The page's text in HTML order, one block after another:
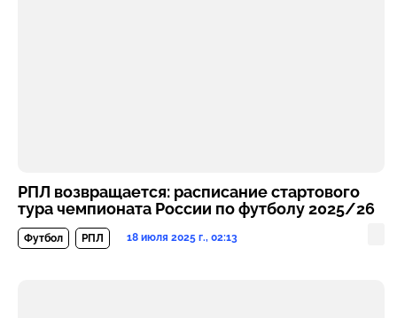
РПЛ возвращается: расписание стартового
тура чемпионата России по футболу 2025/26
Футбол РПЛ 18 июля 2025 г., 02:13